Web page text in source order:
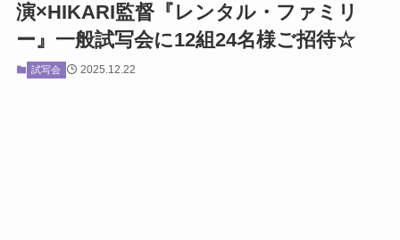
演×HIKARI監督『レンタル・ファミリ
ー』一般試写会に12組24名様ご招待☆
試写会 2025.12.22